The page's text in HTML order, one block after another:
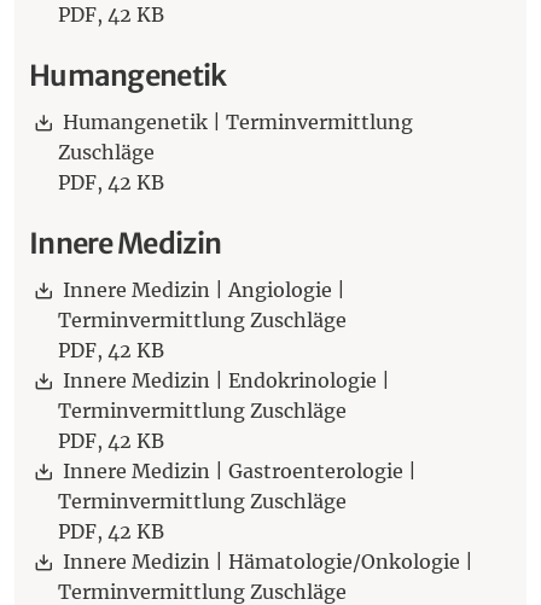
PDF, 42 KB
Humangenetik
Download:
Humangenetik | Terminvermittlung
Zuschläge
PDF, 42 KB
Innere Medizin
Download:
Innere Medizin | Angiologie |
Terminvermittlung Zuschläge
PDF, 42 KB
Download:
Innere Medizin | Endokrinologie |
Terminvermittlung Zuschläge
PDF, 42 KB
Download:
Innere Medizin | Gastroenterologie |
Terminvermittlung Zuschläge
PDF, 42 KB
Download:
Innere Medizin | Hämatologie/Onkologie |
Terminvermittlung Zuschläge